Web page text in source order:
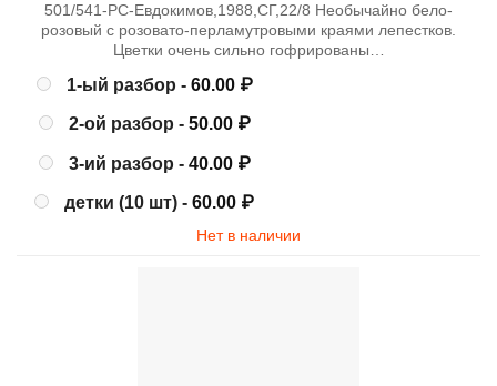
501/541-РС-Евдокимов,1988,СГ,22/8 Необычайно бело-
розовый с розовато-перламутровыми краями лепестков.
Цветки очень сильно гофрированы…
1-ый разбор - 60.00 ₽
2-ой разбор - 50.00 ₽
3-ий разбор - 40.00 ₽
детки (10 шт) - 60.00 ₽
Нет в наличии